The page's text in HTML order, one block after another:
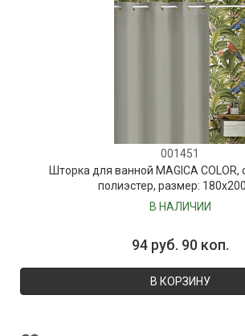
001451
Шторка для ванной MAGICA COLOR,
полиэстер, размер:
В НАЛИЧИИ
94 руб. 90 коп.
В КОРЗИНУ